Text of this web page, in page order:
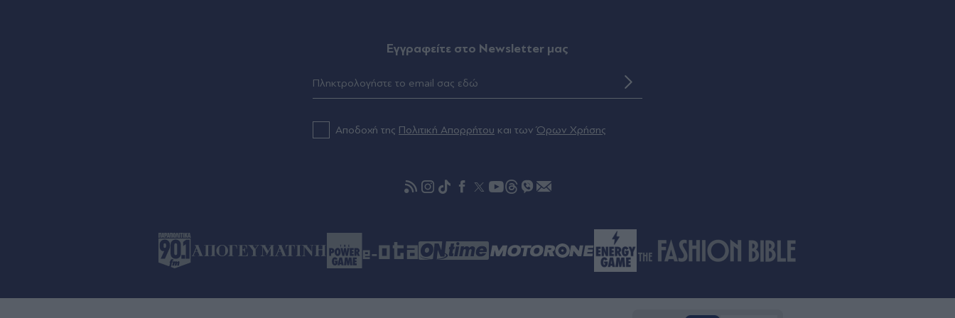
Eγγραφείτε στο Newsletter μας
Αποδοχή της Πολιτική Απορρήτου και τωνΌρων Χρήσης